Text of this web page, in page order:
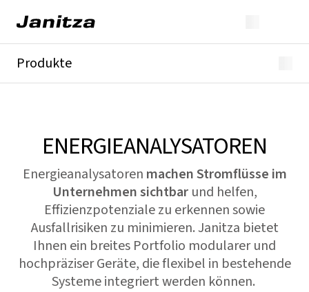
Produkte
Spannungsqualitäts-Analysatoren
Differenzstrom
Stromwandler
Module
ENERGIEANALYSATOREN
Energieanalysatoren machen Stromflüsse im
Unternehmen sichtbarund helfen,
Effizienzpotenziale zu erkennen sowie
Ausfallrisiken zu minimieren. Janitza bietet
Ihnen ein breites Portfolio modularer und
hochpräziser Geräte, die flexibel in bestehende
Systeme integriert werden können.